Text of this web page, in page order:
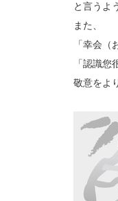
と言うよ
また、
「幸会
「認識您
敬意をよ